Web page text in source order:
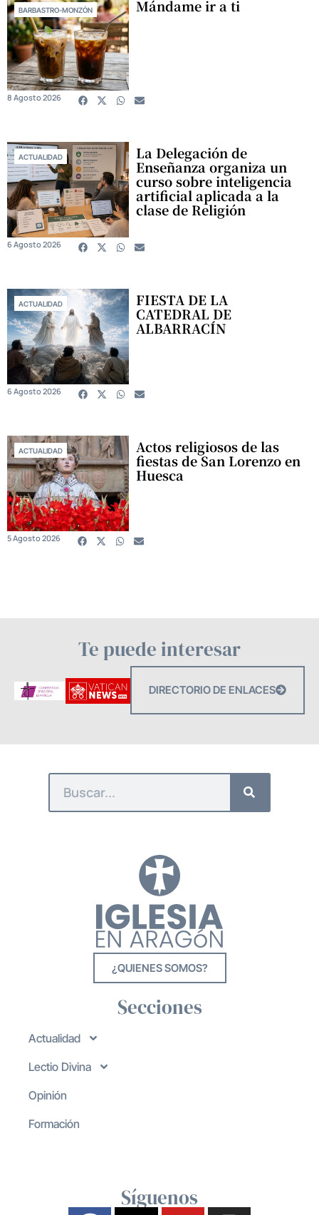
BARBASTRO-MONZÓN Mándame ir a ti
8 Agosto 2026
ACTUALIDAD La Delegación de
Enseñanza organiza un
curso sobre inteligencia
artificial aplicada a la
clase de Religión
6 Agosto 2026
ACTUALIDAD FIESTA DE LA
CATEDRAL DE
ALBARRACÍN
6 Agosto 2026
ACTUALIDAD Actos religiosos de las
fiestas de San Lorenzo en
Huesca
5 Agosto 2026
Te puede interesar
DIRECTORIO DE ENLACES
¿QUIENES SOMOS?
Secciones
Actualidad
Lectio Divina
Opinión
Formación
Síguenos